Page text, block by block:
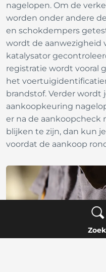
Zoek
nagelopen. Om de
worden onder andere
en schokdempers
wordt de aanwezigheid
katalysator
registratie wordt vooral
het
brandstof. Verder wordt
aankoopkeuring
er na de aankoopcheck
blijken te zijn, dan kun
voordat de aankoop